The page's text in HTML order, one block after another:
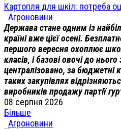
Картопля для шкіл: потреба
Агроновини
Держава стане одним із
країні вже цієї осені.
першого вересня охоплює
класів, і базові овочі до
централізовано, за бюджетні
таких закупівлях
виробників продажу партії
08 серпня 2026
Більше
Агроновини